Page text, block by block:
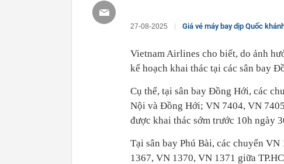
27-08-2025 Giá vé máy bay dịp Quốc
Vietnam Airlines cho biết, do ảnh
kế hoạch khai thác tại các sân bay
Cụ thể, tại sân bay Đồng Hới, các
Nội và Đồng Hới; VN 7404, VN
được khai thác sớm trước 10h ngày
Tại sân bay Phú Bài, các chuyến
1367, VN 1370, VN 1371 giữa